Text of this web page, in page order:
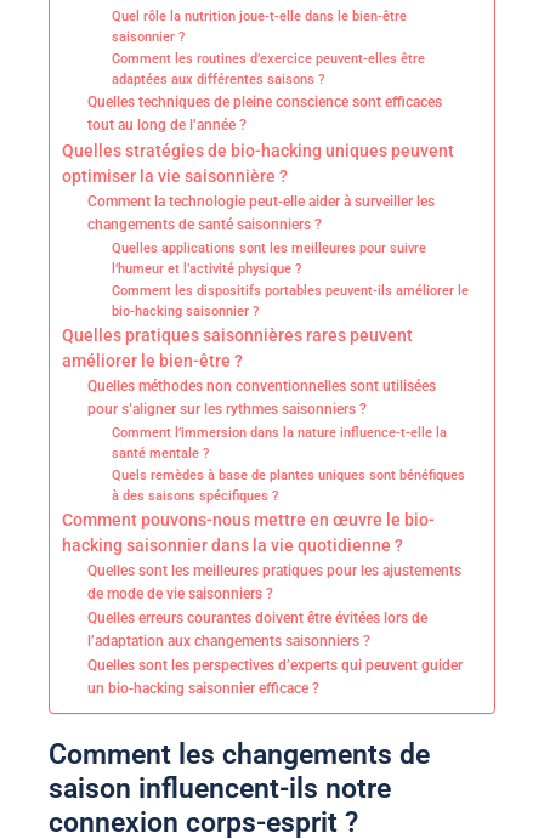
Quel rôle la nutrition joue-t-elle dans le bien-être
saisonnier ?
Comment les routines d’exercice peuvent-elles être
adaptées aux différentes saisons ?
Quelles techniques de pleine conscience sont efficaces
tout au long de l’année ?
Quelles stratégies de bio-hacking uniques peuvent
optimiser la vie saisonnière ?
Comment la technologie peut-elle aider à surveiller les
changements de santé saisonniers ?
Quelles applications sont les meilleures pour suivre
l’humeur et l’activité physique ?
Comment les dispositifs portables peuvent-ils améliorer le
bio-hacking saisonnier ?
Quelles pratiques saisonnières rares peuvent
améliorer le bien-être ?
Quelles méthodes non conventionnelles sont utilisées
pour s’aligner sur les rythmes saisonniers ?
Comment l’immersion dans la nature influence-t-elle la
santé mentale ?
Quels remèdes à base de plantes uniques sont bénéfiques
à des saisons spécifiques ?
Comment pouvons-nous mettre en œuvre le bio-
hacking saisonnier dans la vie quotidienne ?
Quelles sont les meilleures pratiques pour les ajustements
de mode de vie saisonniers ?
Quelles erreurs courantes doivent être évitées lors de
l’adaptation aux changements saisonniers ?
Quelles sont les perspectives d’experts qui peuvent guider
un bio-hacking saisonnier efficace ?
Comment les changements de
saison influencent-ils notre
connexion corps-esprit ?